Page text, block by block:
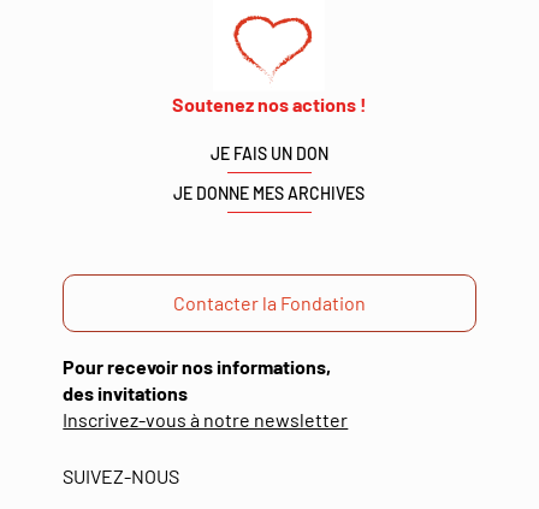
Soutenez nos actions !
JE FAIS UN DON
JE DONNE MES ARCHIVES
Contacter la Fondation
Pour recevoir nos informations,
des invitations
Inscrivez-vous à notre newsletter(ouverture
SUIVEZ-NOUS